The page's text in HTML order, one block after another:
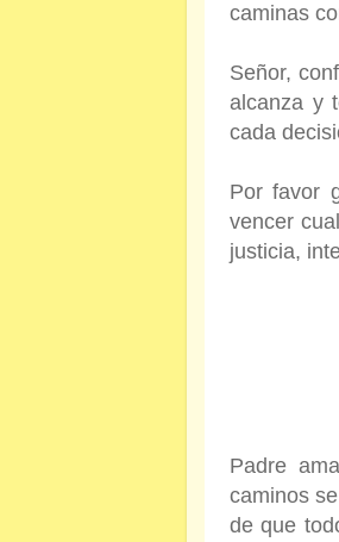
caminas
Señor,
alcanza y
cada
Por favor
vencer
justicia,
Padre
caminos
de que